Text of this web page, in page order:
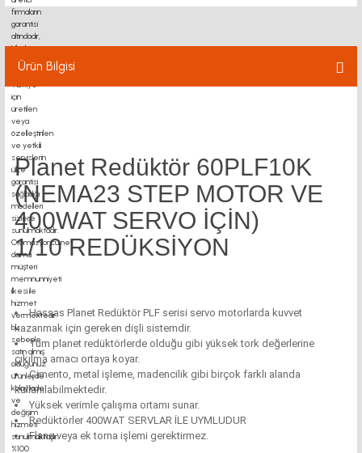
Ürün Bilgisi
Planet Redüktör 60PLF10K
(NEMA23 STEP MOTOR VE
400WAT SERVO İÇİN)
1/10 REDÜKSİYON
Hassas Planet Redüktör PLF serisi servo motorlarda kuvvet
kazanmak için gereken dişli sistemdir.
Tüm planet redüktörlerde olduğu gibi yüksek tork değerlerine
çıkılma amacı ortaya koyar.
Çimento, metal işleme, madencilik gibi birçok farklı alanda
kullanılabilmektedir.
Yüksek verimle çalışma ortamı sunar.
Redüktörler 400WAT SERVLAR İLE UYMLUDUR
Flanş veya ek torna işlemi gerektirmez.